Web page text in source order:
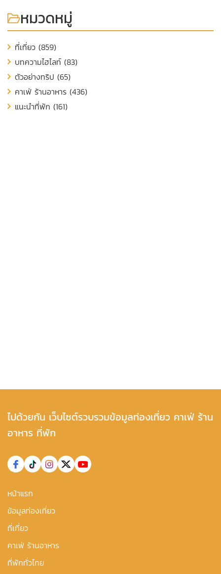
หมวดหมู่
ที่เที่ยว (859)
บทความไฮไลท์ (83)
ตัวอย่างทริป (65)
คาเฟ่ ร้านอาหาร (436)
แนะนำที่พัก (161)
ไปด้วยกัน เว็บไซต์รวบรวมข้อมูลท่องเที่ยว คาเฟ่ ร้าน
อาหาร ที่พัก
หน้าแรก
ข้อมูลท่องเที่ยว
ที่เที่ยว
คาเฟ่ ร้านอาหาร
ที่พักทั่วไทย